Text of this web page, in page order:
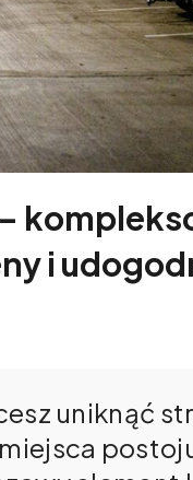
i
uniknąć